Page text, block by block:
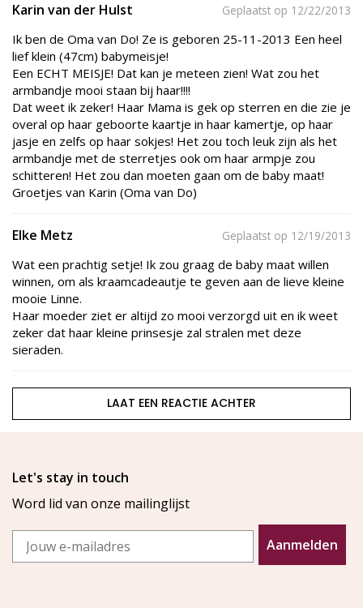
Karin van der Hulst Geplaatst op 12/22/2013
Ik ben de Oma van Do! Ze is geboren 25-11-2013 Een heel
lief klein (47cm) babymeisje!
Een ECHT MEISJE! Dat kan je meteen zien! Wat zou het
armbandje mooi staan bij haar!!!!
Dat weet ik zeker! Haar Mama is gek op sterren en die zie je
overal op haar geboorte kaartje in haar kamertje, op haar
jasje en zelfs op haar sokjes! Het zou toch leuk zijn als het
armbandje met de sterretjes ook om haar armpje zou
schitteren! Het zou dan moeten gaan om de baby maat!
Groetjes van Karin (Oma van Do)
Elke Metz Geplaatst op 12/19/2013
Wat een prachtig setje! Ik zou graag de baby maat willen
winnen, om als kraamcadeautje te geven aan de lieve kleine
mooie Linne.
Haar moeder ziet er altijd zo mooi verzorgd uit en ik weet
zeker dat haar kleine prinsesje zal stralen met deze
sieraden.
LAAT EEN REACTIE ACHTER
Let's stay in touch
Word lid van onze mailinglijst
Email
Aanmelden